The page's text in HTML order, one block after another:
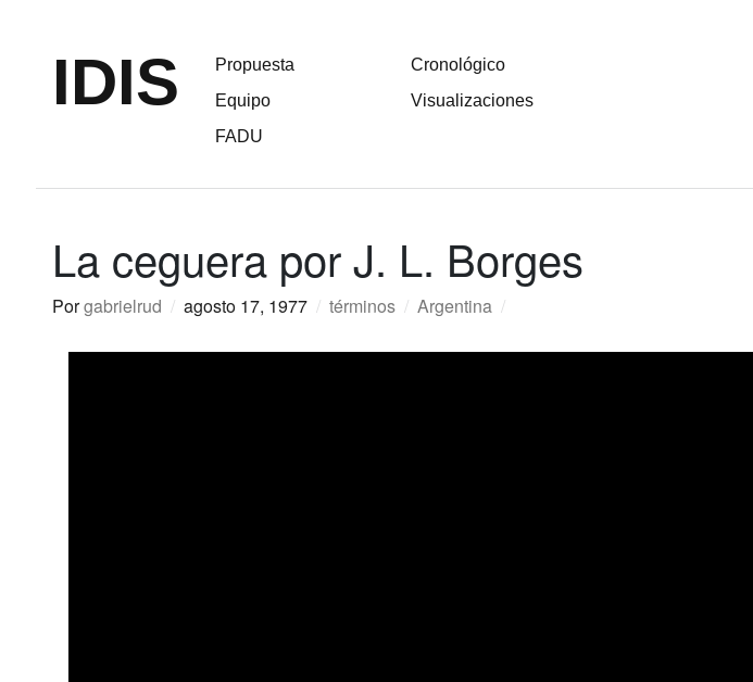
IDIS
Propuesta
Equipo
FADU
Cronológico
Visualizaciones
La ceguera por J. L. Borges
Porgabrielrud / agosto 17, 1977 / términos / Argentina /